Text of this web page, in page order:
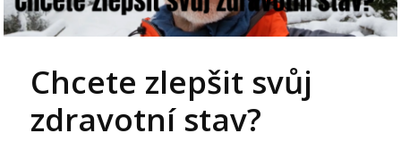
Chcete zlepšit svůj
zdravotní stav?